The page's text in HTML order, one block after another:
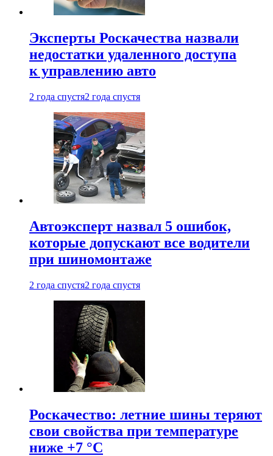
Эксперты Роскачества назвали
недостатки удаленного доступа
к управлению авто
2 года спустя2 года спустя
Автоэксперт назвал 5 ошибок,
которые допускают все водители
при шиномонтаже
2 года спустя2 года спустя
Роскачество: летние шины теряют
свои свойства при температуре
ниже +7 °C